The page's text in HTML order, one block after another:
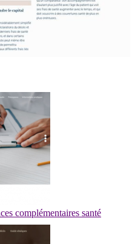
complémentaires santé